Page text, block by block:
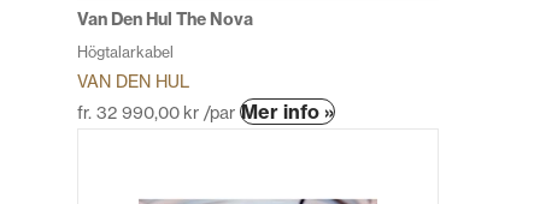
Van Den Hul The Nova
Högtalarkabel
VAN DEN HUL
fr. 32 990,00 kr /par Mer info »Den